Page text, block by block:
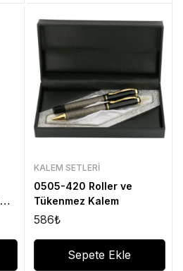
KALEM SETLERI
0505-420 Roller ve
Tükenmez Kalem
586₺
Sepete Ekle